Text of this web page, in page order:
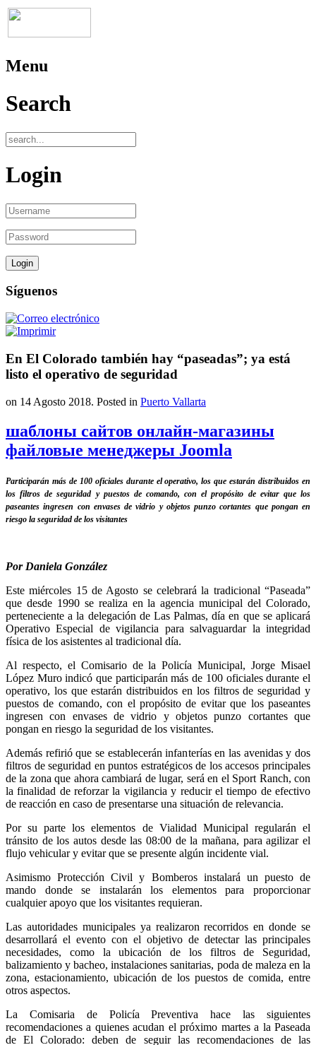
Menu
Search
Login
Síguenos
En El Colorado también hay “paseadas”; ya está
listo el operativo de seguridad
on 14 Agosto 2018. Posted in Puerto Vallarta
шаблоны сайтов онлайн-магазины
файловые менеджеры Joomla
Participarán más de 100 oficiales durante el operativo, los que estarán distribuidos en
los filtros de seguridad y puestos de comando, con el propósito de evitar que los
paseantes ingresen con envases de vidrio y objetos punzo cortantes que pongan en
riesgo la seguridad de los visitantes
Por Daniela González
Este miércoles 15 de Agosto se celebrará la tradicional “Paseada”
que desde 1990 se realiza en la agencia municipal del Colorado,
perteneciente a la delegación de Las Palmas, día en que se aplicará
Operativo Especial de vigilancia para salvaguardar la integridad
física de los asistentes al tradicional día.
Al respecto, el Comisario de la Policía Municipal, Jorge Misael
López Muro indicó que participarán más de 100 oficiales durante el
operativo, los que estarán distribuidos en los filtros de seguridad y
puestos de comando, con el propósito de evitar que los paseantes
ingresen con envases de vidrio y objetos punzo cortantes que
pongan en riesgo la seguridad de los visitantes.
Además refirió que se establecerán infanterías en las avenidas y dos
filtros de seguridad en puntos estratégicos de los accesos principales
de la zona que ahora cambiará de lugar, será en el Sport Ranch, con
la finalidad de reforzar la vigilancia y reducir el tiempo de efectivo
de reacción en caso de presentarse una situación de relevancia.
Por su parte los elementos de Vialidad Municipal regularán el
tránsito de los autos desde las 08:00 de la mañana, para agilizar el
flujo vehicular y evitar que se presente algún incidente vial.
Asimismo Protección Civil y Bomberos instalará un puesto de
mando donde se instalarán los elementos para proporcionar
cualquier apoyo que los visitantes requieran.
Las autoridades municipales ya realizaron recorridos en donde se
desarrollará el evento con el objetivo de detectar las principales
necesidades, como la ubicación de los filtros de Seguridad,
balizamiento y bacheo, instalaciones sanitarias, poda de maleza en la
zona, estacionamiento, ubicación de los puestos de comida, entre
otros aspectos.
La Comisaria de Policía Preventiva hace las siguientes
recomendaciones a quienes acudan el próximo martes a la Paseada
de El Colorado: deben de seguir las recomendaciones de las